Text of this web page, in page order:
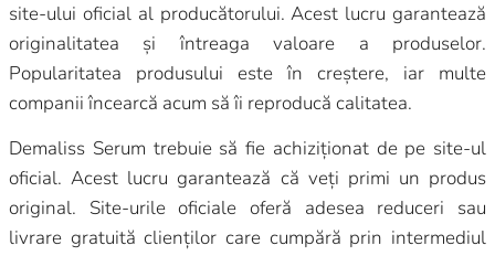
site-ului oficial al producătorului. Acest lucru garantează
originalitatea și întreaga valoare a produselor.
Popularitatea produsului este în creștere, iar multe
companii încearcă acum să îi reproducă calitatea.
Demaliss Serum trebuie să fie achiziționat de pe site-ul
oficial. Acest lucru garantează că veți primi un produs
original. Site-urile oficiale oferă adesea reduceri sau
livrare gratuită clienților care cumpără prin intermediul